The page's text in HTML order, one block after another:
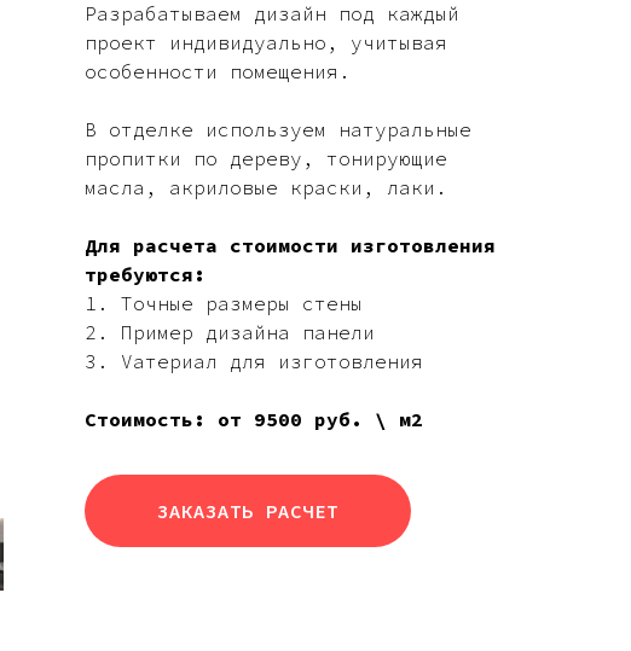
Разрабатываем дизайн под каждый
проект индивидуально, учитывая
особенности помещения.
В отделке используем натуральные
пропитки по дереву, тонирующие
масла, акриловые краски, лаки.
Для расчета стоимости изготовления
требуются:
1. Точные размеры стены
2. Пример дизайна панели
3. Vатериал для изготовления
Стоимость: от 9500 руб. \ м2
ЗАКАЗАТЬ РАСЧЕТ